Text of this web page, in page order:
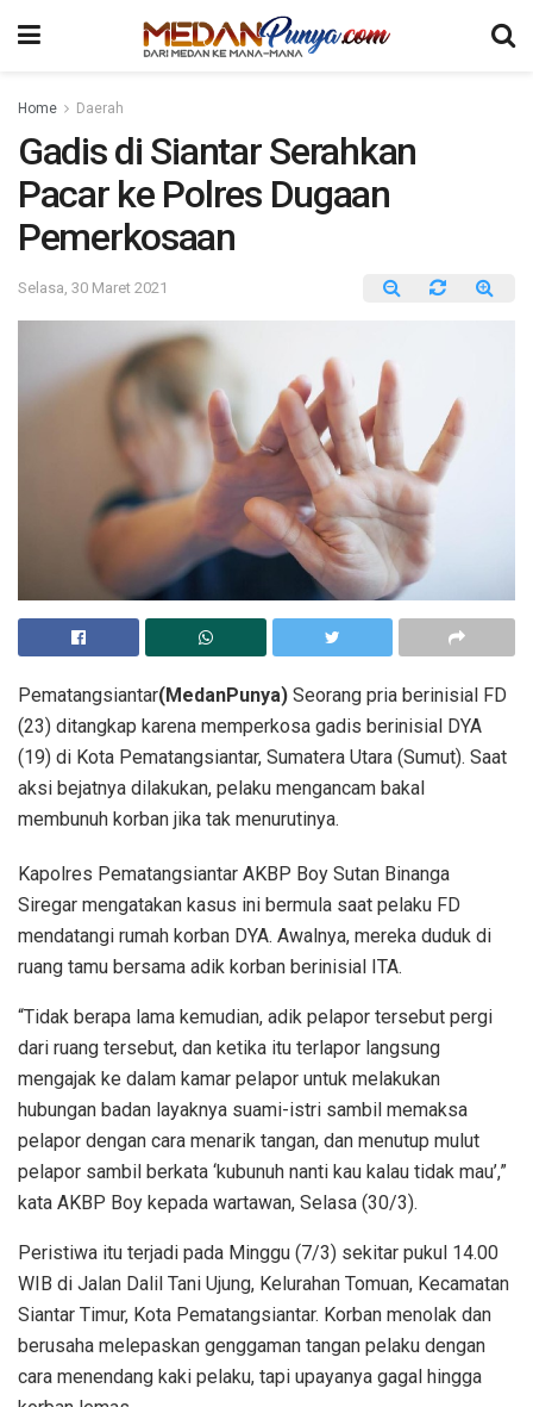
Home Daerah
Gadis di Siantar Serahkan
Pacar ke Polres Dugaan
Pemerkosaan
Selasa, 30 Maret 2021
Pematangsiantar(MedanPunya) Seorang pria berinisial FD
(23) ditangkap karena memperkosa gadis berinisial DYA
(19) di Kota Pematangsiantar, Sumatera Utara (Sumut). Saat
aksi bejatnya dilakukan, pelaku mengancam bakal
membunuh korban jika tak menurutinya.
Kapolres Pematangsiantar AKBP Boy Sutan Binanga
Siregar mengatakan kasus ini bermula saat pelaku FD
mendatangi rumah korban DYA. Awalnya, mereka duduk di
ruang tamu bersama adik korban berinisial ITA.
“Tidak berapa lama kemudian, adik pelapor tersebut pergi
dari ruang tersebut, dan ketika itu terlapor langsung
mengajak ke dalam kamar pelapor untuk melakukan
hubungan badan layaknya suami-istri sambil memaksa
pelapor dengan cara menarik tangan, dan menutup mulut
pelapor sambil berkata ‘kubunuh nanti kau kalau tidak mau’,”
kata AKBP Boy kepada wartawan, Selasa (30/3).
Peristiwa itu terjadi pada Minggu (7/3) sekitar pukul 14.00
WIB di Jalan Dalil Tani Ujung, Kelurahan Tomuan, Kecamatan
Siantar Timur, Kota Pematangsiantar. Korban menolak dan
berusaha melepaskan genggaman tangan pelaku dengan
cara menendang kaki pelaku, tapi upayanya gagal hingga